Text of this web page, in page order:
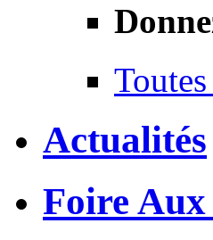
Actualités
Foire Aux